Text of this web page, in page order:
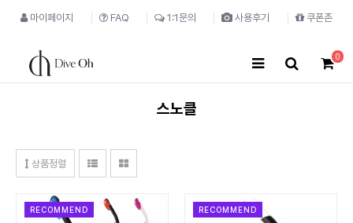
마이페이지 FAQ 1:1문의 사용후기 쿠폰존
0
스노클
상품정렬
RECOMMEND RECOMMEND